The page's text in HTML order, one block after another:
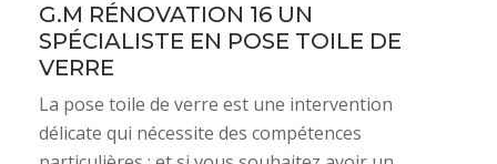
G.M RÉNOVATION 16 UN
SPÉCIALISTE EN POSE TOILE DE
VERRE
La pose toile de verre est une intervention
délicate qui nécessite des compétences